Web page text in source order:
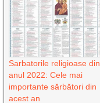
Sarbatorile religioase din
anul 2022: Cele mai
importante sărbători din
acest an